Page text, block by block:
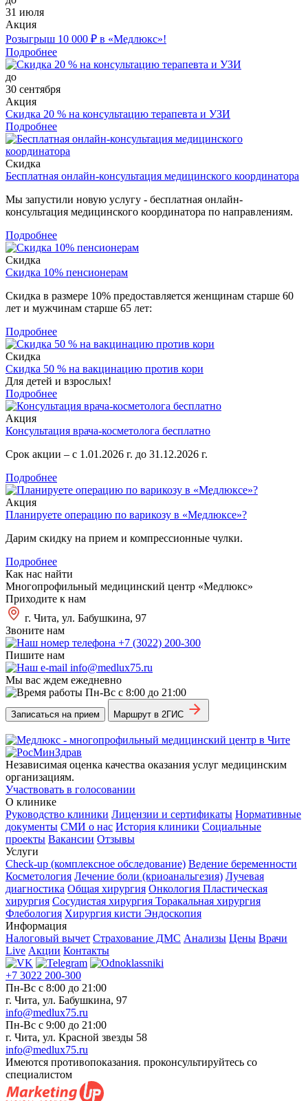
31 июля
Акция
Розыгрыш 10 000 ₽ в «Медлюкс»!
Подробнее
до
30 сентября
Акция
Скидка 20 % на консультацию терапевта и УЗИ
Подробнее
Скидка
Бесплатная онлайн-консультация медицинского координатора
Мы запустили новую услугу - бесплатная онлайн-
консультация медицинского координатора по направлениям.
Подробнее
Скидка
Скидка 10% пенсионерам
Скидка в размере 10% предоставляется женщинам старше 60
лет и мужчинам старше 65 лет:
Подробнее
Скидка
Скидка 50 % на вакцинацию против кори
Для детей и взрослых!
Подробнее
Акция
Консультация врача-косметолога бесплатно
Срок акции – с 1.01.2026 г. до 31.12.2026 г.
Подробнее
Акция
Планируете операцию по варикозу в «Медлюксе»?
Дарим скидку на прием и компрессионные чулки.
Подробнее
Как нас найти
Многопрофильный медицинский центр «Медлюкс»
Приходите к нам
г. Чита, ул. Бабушкина, 97
Звоните нам
+7 (3022) 200-300
Пишите нам
info@medlux75.ru
Мы вас ждем ежедневно
Пн-Вс с 8:00 до 21:00
Записаться на прием Маршрут в 2ГИС
Независимая оценка качества оказания услуг медицинским
организациям.
Участвовать в голосовании
О клинике
Руководство клиники Лицензии и сертификаты Нормативные
документы СМИ о нас История клиники Социальные
проекты Вакансии Отзывы
Услуги
Check-up (комплексное обследование) Ведение беременности
Косметология Лечение боли (криоанальгезия) Лучевая
диагностика Общая хирургия Онкология Пластическая
хирургия Сосудистая хирургия Торакальная хирургия
Флебология Хирургия кисти Эндоскопия
Информация
Налоговый вычет Страхование ДМС Анализы Цены Врачи
Live Акции Контакты
+7 3022 200-300
Пн-Вс с 8:00 до 21:00
г. Чита, ул. Бабушкина, 97
info@medlux75.ru
Пн-Вс с 9:00 до 21:00
г. Чита, ул. Красной звезды 58
info@medlux75.ru
Имеются противопоказания. проконсультируйтесь со
специалистом